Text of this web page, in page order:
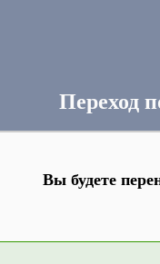
Переход
Вы будете